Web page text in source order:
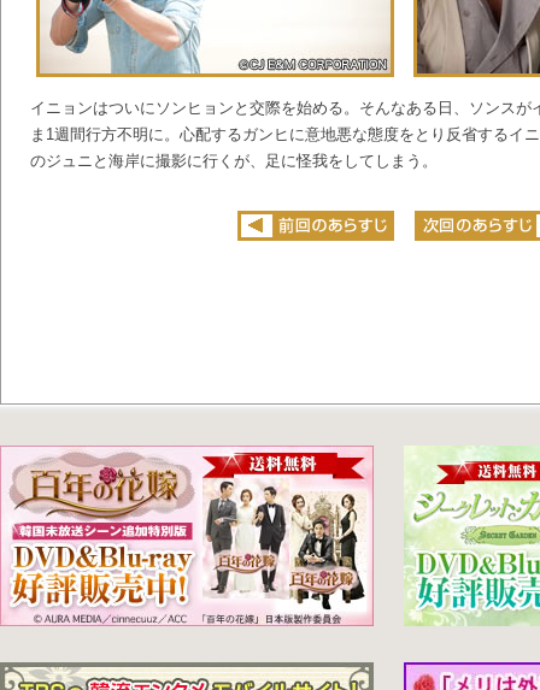
イニョンはついにソンヒョンと交際を始める。そんなある日、ソンス
ま1週間行方不明に。心配するガンヒに意地悪な態度をとり反省するイ
のジュニと海岸に撮影に行くが、足に怪我をしてしまう。